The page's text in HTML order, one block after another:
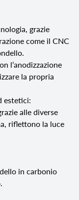
grazie
come il CNC
l’anodizzazione
la propria
estetici:
alle diverse
riflettono la luce
in carbonio